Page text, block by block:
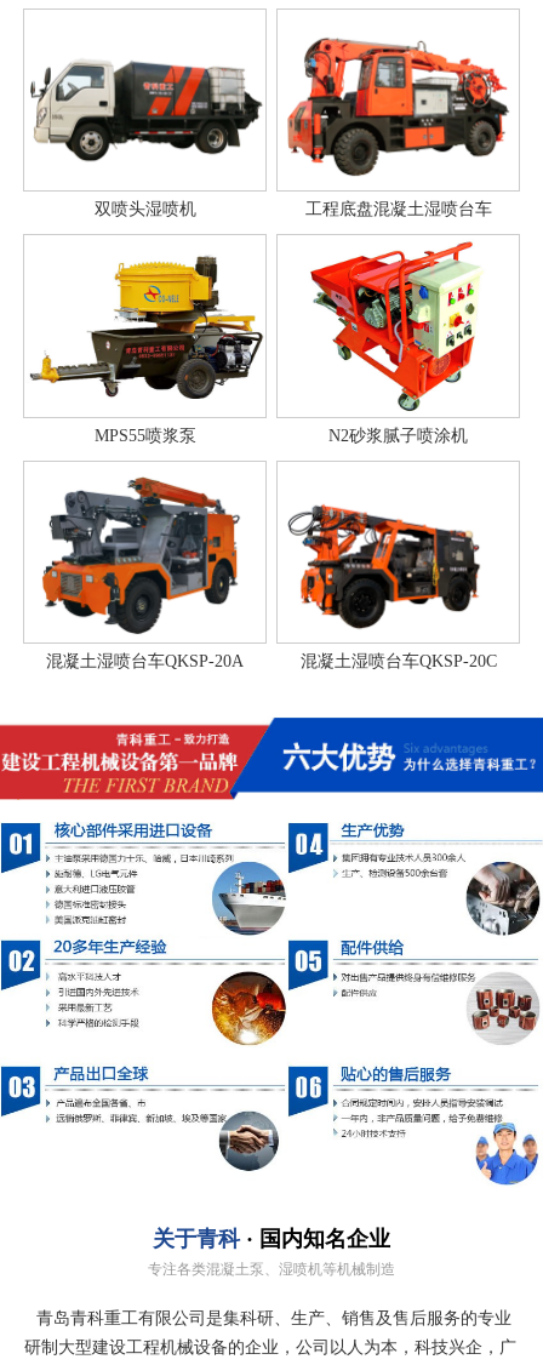
双喷头湿喷机 工程底盘混凝土湿喷台车
MPS55喷浆泵 N2砂浆腻子喷涂机
混凝土湿喷台车QKSP-20A 混凝土湿喷台车QKSP-20C
关于青科· 国内知名企业
专注各类混凝土泵、湿喷机等机械制造
青岛青科重工有限公司是集科研、生产、销售及售后服务的专业
研制大型建设工程机械设备的企业，公司以人为本，科技兴企，广